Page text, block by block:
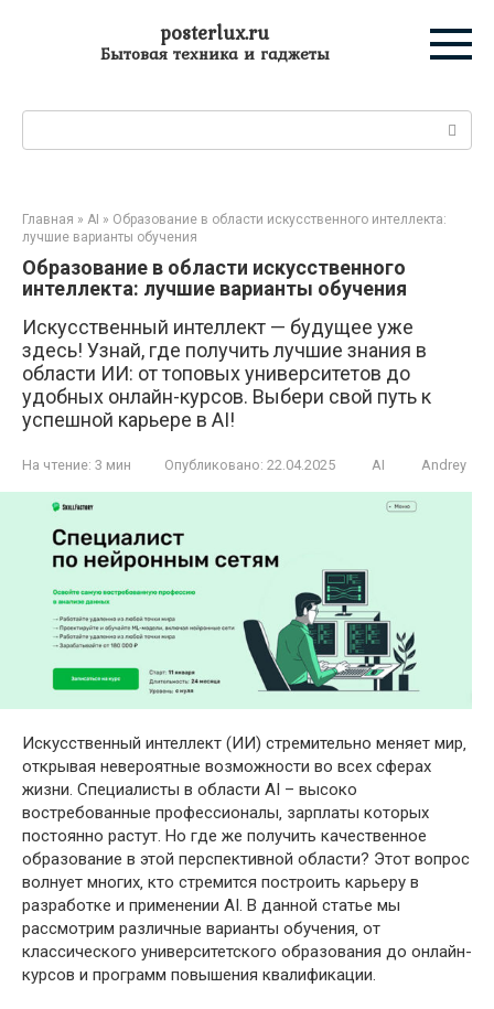
posterlux.ru
Бытовая техника и гаджеты
Главная » AI » Образование в области искусственного интеллекта:
лучшие варианты обучения
Образование в области искусственного
интеллекта: лучшие варианты обучения
Искусственный интеллект — будущее уже
здесь! Узнай, где получить лучшие знания в
области ИИ: от топовых университетов до
удобных онлайн-курсов. Выбери свой путь к
успешной карьере в AI!
На чтение: 3 мин Опубликовано: 22.04.2025 AI Andrey
Искусственный интеллект (ИИ) стремительно меняет мир‚
открывая невероятные возможности во всех сферах
жизни. Специалисты в области AI – высоко
востребованные профессионалы‚ зарплаты которых
постоянно растут. Но где же получить качественное
образование в этой перспективной области? Этот вопрос
волнует многих‚ кто стремится построить карьеру в
разработке и применении AI. В данной статье мы
рассмотрим различные варианты обучения‚ от
классического университетского образования до онлайн-
курсов и программ повышения квалификации.